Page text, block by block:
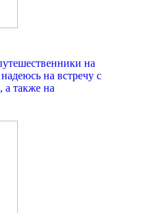
на
на встречу с
также на